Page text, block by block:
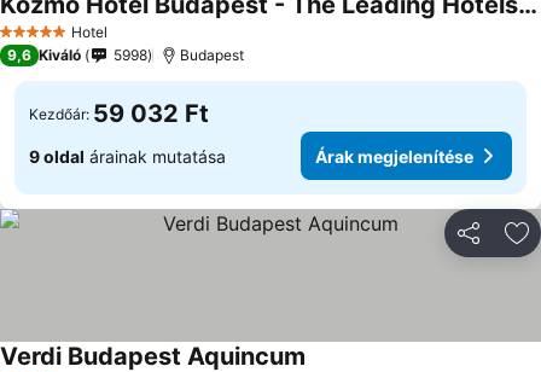
5 KategóriaHotel
9,6 Kiváló 5998 Budapest
Kezdőár: 59 032 Ft
9 oldal árainak mutatása Árak megjelenítése
Verdi Budapest Aquincum